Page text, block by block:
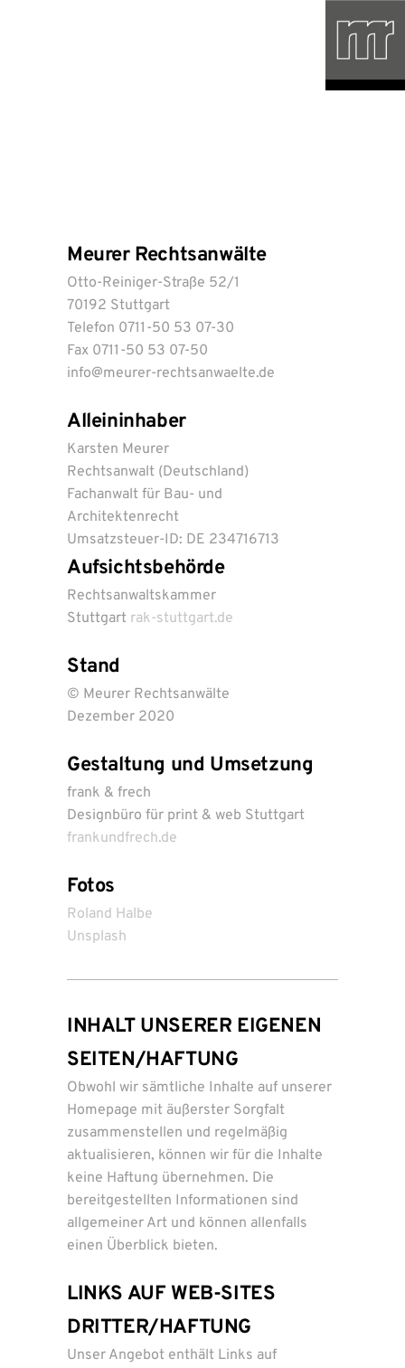
Meurer Rechtsanwälte
Otto-Reiniger-Straße 52/1
70192 Stuttgart
Telefon 0711-50 53 07-30
Fax 0711-50 53 07-50
info@meurer-rechtsanwaelte.de
Alleininhaber
Karsten Meurer
Rechtsanwalt (Deutschland)
Fachanwalt für Bau- und
Architektenrecht
Umsatzsteuer-ID: DE 234716713
Aufsichtsbehörde
Rechtsanwaltskammer
Stuttgart rak-stuttgart.de
Stand
© Meurer Rechtsanwälte
Dezember 2020
Gestaltung und Umsetzung
frank & frech
Designbüro für print & web Stuttgart
frankundfrech.de
Fotos
Roland Halbe
Unsplash
INHALT UNSERER EIGENEN
SEITEN/HAFTUNG
Obwohl wir sämtliche Inhalte auf unserer
Homepage mit äußerster Sorgfalt
zusammenstellen und regelmäßig
aktualisieren, können wir für die Inhalte
keine Haftung übernehmen. Die
bereitgestellten Informationen sind
allgemeiner Art und können allenfalls
einen Überblick bieten.
LINKS AUF WEB-SITES
DRITTER/HAFTUNG
Unser Angebot enthält Links auf